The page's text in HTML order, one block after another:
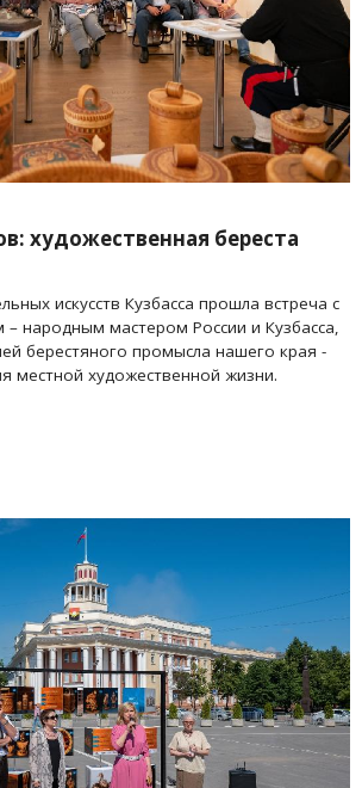
художественная береста
искусств Кузбасса прошла встреча с
народным мастером России и Кузбасса,
берестяного промысла нашего края -
местной художественной жизни.